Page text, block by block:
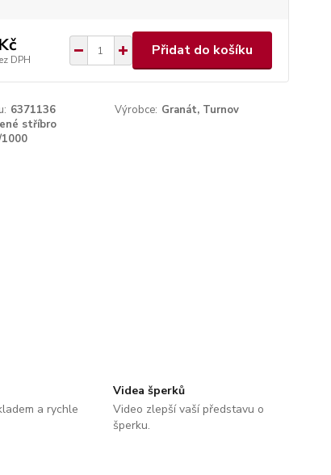
DPH
Přidat do košíku
6371136 Výrobce: Granát, Turnov
stříbro
a rychle
Videa šperků
Video zlepší vaší představu o
šperku.